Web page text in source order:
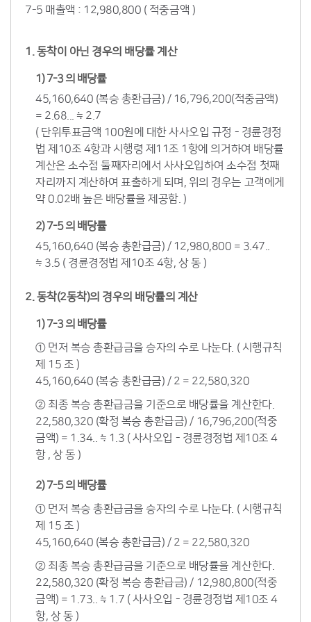
7-5 매출액 : 12,980,800 ( 적중금액 )
1. 동착이 아닌 경우의 배당률 계산
1) 7-3 의 배당률
45,160,640 (복승 총환급금) / 16,796,200(적중금액)
= 2.68... ≒ 2.7
( 단위투표금액 100원에 대한 사사오입 규정 - 경륜경정
법 제10조 4항과 시행령 제11조 1항에 의거하여 배당률
계산은 소수점 둘째자리에서 사사오입하여 소수점 첫째
자리까지 계산하여 표출하게 되며, 위의 경우는 고객에게
약 0.02배 높은 배당률을 제공함. )
2) 7-5 의 배당률
45,160,640 (복승 총환급금) / 12,980,800 = 3.47..
≒ 3.5 ( 경륜경정법 제10조 4항, 상 동 )
2. 동착(2동착)의 경우의 배당률의 계산
1) 7-3 의 배당률
① 먼저 복승 총환급금을 승자의 수로 나눈다. ( 시행규칙
제 15 조 )
45,160,640 (복승 총환급금) / 2 = 22,580,320
② 최종 복승 총환급금을 기준으로 배당률을 계산한다.
22,580,320 (확정 복승 총환급금) / 16,796,200(적중
금액) = 1.34.. ≒ 1.3 ( 사사오입 - 경륜경정법 제10조 4
항 , 상 동 )
2) 7-5 의 배당률
① 먼저 복승 총환급금을 승자의 수로 나눈다. ( 시행규칙
제 15 조 )
45,160,640 (복승 총환급금) / 2 = 22,580,320
② 최종 복승 총환급금을 기준으로 배당률을 계산한다.
22,580,320 (확정 복승 총환급금) / 12,980,800(적중
금액) = 1.73.. ≒ 1.7 ( 사사오입 - 경륜경정법 제10조 4
항, 상 동 )